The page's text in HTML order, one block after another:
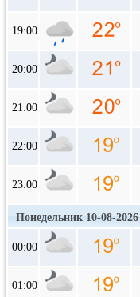
19:00
20:00
21:00
22:00
23:00
Понедельник 10-08-2026
00:00
01:00